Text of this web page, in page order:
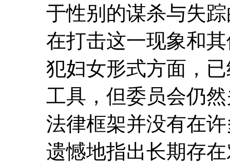
于性别的谋杀与失
在打击这一现象和
犯妇女形式方面，
工具，但委员会仍
法律框架并没有在
遗憾地指出长期存